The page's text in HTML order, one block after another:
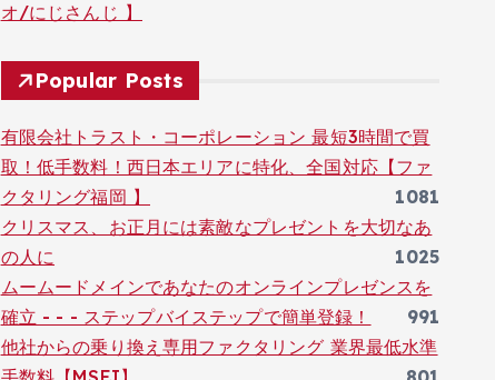
オ/にじさんじ 】
Popular Posts
有限会社トラスト・コーポレーション 最短3時間で買
取！低手数料！西日本エリアに特化、全国対応【ファ
クタリング福岡 】
1081
クリスマス、お正月には素敵なプレゼントを大切なあ
の人に
1025
ムームードメインであなたのオンラインプレゼンスを
確立 - - - ステップバイステップで簡単登録！
991
他社からの乗り換え専用ファクタリング 業界最低水準